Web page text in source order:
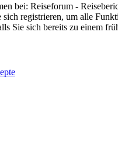
bei: Reiseforum -
registrieren, um alle
Sie sich bereits zu einem